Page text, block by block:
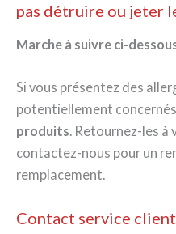
pas détruire ou jeter
Marche à suivre ci-
Si vous présentez des
potentiellement
produits. Retournez-les à
contactez-nous pour un
remplacement.
Contact service